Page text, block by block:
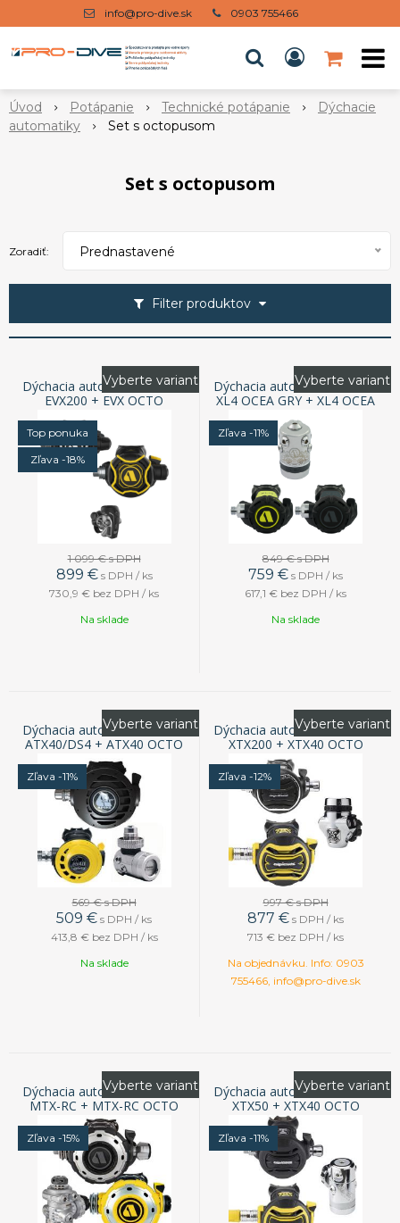
info@pro-dive.sk 0903 755466
Úvod Potápanie Technické potápanie
Dýchacie
automatiky
Set s octopusom
Set s octopusom
Filter produktov
Zoradiť: Prednastavené
Dýchacia automatika APEKS
EVX200 + EVX OCTO
Top ponuka
Zľava -18%
1 099 €s DPH
899 € s DPH / ks
730,9 € bez DPH / ks
Vyberte variant
Na sklade
Dýchacia automatika APEKS
XL4 OCEA GRY + XL4 OCEA
Zľava -11%
849 €s DPH
759 € s DPH / ks
617,1 € bez DPH / ks
Vyberte variant
Na sklade
Dýchacia automatika APEKS
ATX40/DS4 + ATX40 OCTO
Zľava -11%
569 €s DPH
509 € s DPH / ks
413,8 € bez DPH / ks
Vyberte variant
Na sklade
Dýchacia automatika APEKS
XTX200 + XTX40 OCTO
Zľava -12%
997 €s DPH
877 € s DPH / ks
713 € bez DPH / ks
Vyberte variant
Na objednávku. Info: 0903
755466, info@pro-dive.sk
Dýchacia automatika APEKS
MTX-RC + MTX-RC OCTO
Zľava -15%
Vyberte variant
Dýchacia automatika APEKS
XTX50 + XTX40 OCTO
Zľava -11%
Vyberte variant